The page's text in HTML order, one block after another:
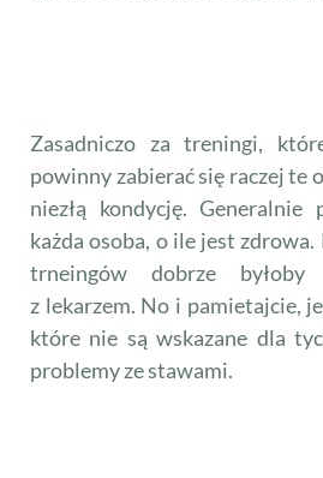
Zasadniczo za treningi,
powinny zabierać się raczej te
niezłą kondycję. Generalnie
każda osoba, o ile jest zdrowa.
trneingów dobrze byłoby
z lekarzem. No i pamietajcie,
które nie są wskazane dla
problemy ze stawami.